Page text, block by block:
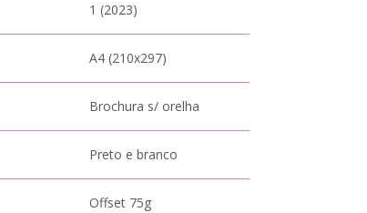
1 (2023)
A4 (210x297)
Brochura s/ orelha
Preto e branco
Offset 75g